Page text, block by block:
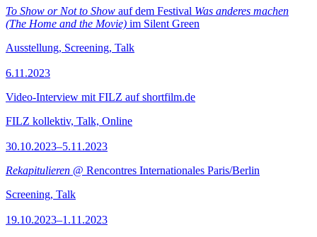
To Show or Not to Show auf dem Festival Was anderes machen
(The Home and the Movie) im Silent Green
Ausstellung, Screening, Talk
6.11.2023
Video-Interview mit FILZ auf shortfilm.de
FILZ kollektiv, Talk, Online
30.10.2023–5.11.2023
Rekapitulieren @ Rencontres Internationales Paris/Berlin
Screening, Talk
19.10.2023–1.11.2023